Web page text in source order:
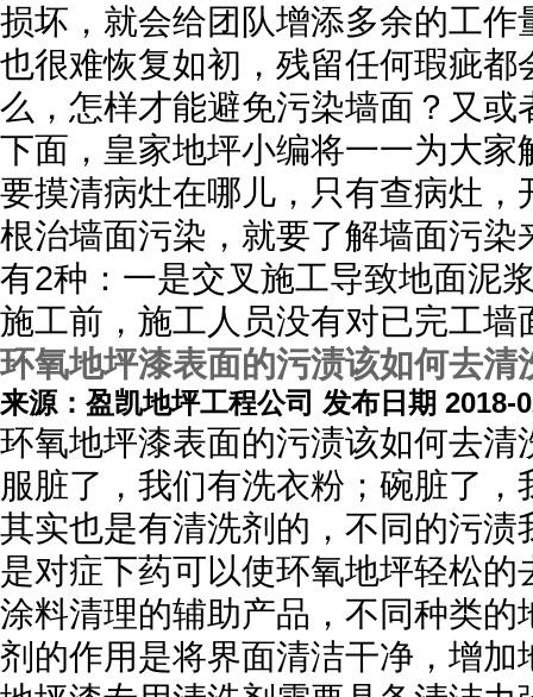
损坏，就会给团队增添多余的工
也很难恢复如初，残留任何瑕疵
么，怎样才能避免污染墙面？又
下面，皇家地坪小编将一一为大家
要摸清病灶在哪儿，只有查病灶
根治墙面污染，就要了解墙面污
有2种：一是交叉施工导致地面泥
施工前，施工人员没有对已完工
环氧地坪漆表面的污渍该如何去清
来源：盈凯地坪工程公司 发布日期 2018-
环氧地坪漆表面的污渍该如何去
服脏了，我们有洗衣粉；碗脏了
其实也是有清洗剂的，不同的污
是对症下药可以使环氧地坪轻松
涂料清理的辅助产品，不同种类
剂的作用是将界面清洁干净，增